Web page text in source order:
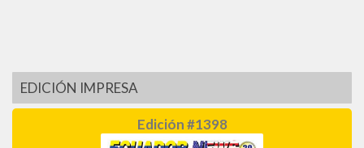
EDICIÓN IMPRESA
Edición #1398